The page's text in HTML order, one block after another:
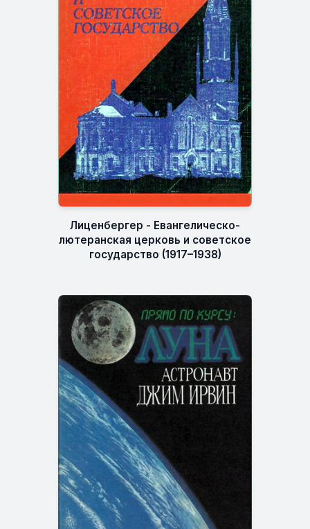
Лиценбергер - Евангелическо-
лютеранская церковь и советское
государство (1917–1938)